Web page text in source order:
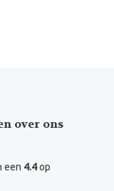
over ons
een 4.4op